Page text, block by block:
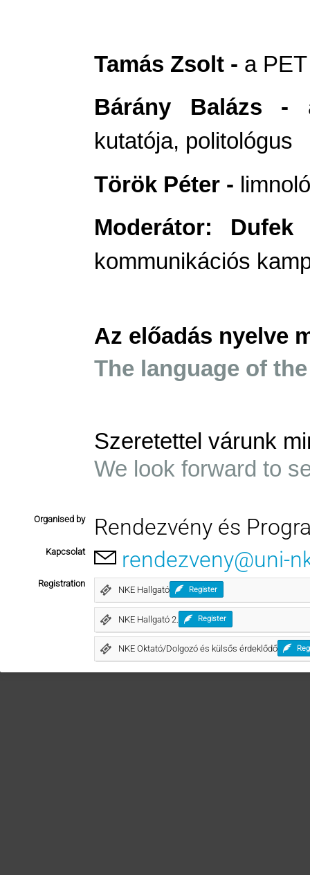
Tamás Zsolt - a
Bárány Balázs -
kutatója, politológus
Török Péter -
Moderátor:
kommunikációs
Az előadás nyelve
The language of
Szeretettel várunk
We look forward to
Organised by Rendezvény és
Kapcsolat rendezveny@uni-
Registration
NKE Hallgató Register
NKE Hallgató 2. Register
NKE Oktató/Dolgozó és külsős érdeklődő